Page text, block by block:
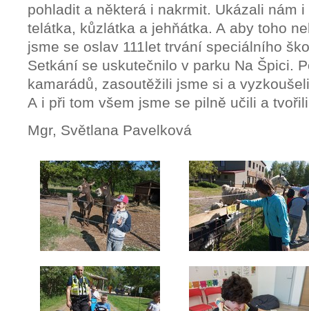
pohladit a některá i nakrmit. Ukázali nám
telátka, kůzlátka a jehňátka. A aby toho
jsme se oslav 111let trvání speciálního
Setkání se uskutečnilo v parku Na Špici.
kamarádů, zasoutěžili jsme si a
A i při tom všem jsme se pilně učili a
Mgr, Světlana Pavelková